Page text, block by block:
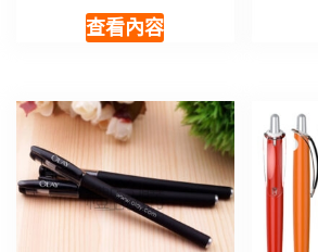
查看內容